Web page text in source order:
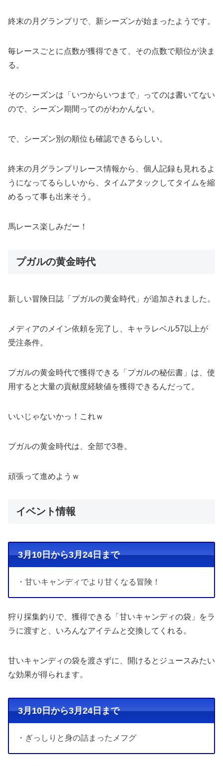
終末の月グランプリで、新シーズンが始まったようです。
毎レースごとに点数が獲得できて、その点数で順位が決ま
る。
そのシーズンは「いつからいつまで」ってのは書いてない
ので、シーズン期間ってのがわかんない。
で、シーズン別の順位も確認できるらしい。
終末の月グランプリレース情報から、個人記録も見れるよ
うになってるらしいから、タイムアタックしてタイムを縮
めるって事も出来そう。
馬レース楽しみだー！
プガルの黄金時代
新しい冒険日誌「プガルの黄金時代」が追加されました。
メディアのメイン依頼を完了し、キャラレベル57以上が
受注条件。
プガルの黄金時代で獲得できる「プガルの秘伝書」は、使
用すると大量の貢献度経験値を獲得できるんだって。
いいじゃないかっ！これｗ
プガルの黄金時代は、全部で3巻。
頑張って進めようｗ
イベント情報
3月10日から3月24日まで
・甘いキャンディでより甘くなる冒険！
狩り採集釣りで、獲得できる「甘いキャンディの袋」をラ
ラに渡すと、いろんなアイテムと交換してくれる。
甘いキャンディの袋を渡さずに、開けるとジュースみたい
な効果が得られます。
3月10日から3月24日まで
・ぎっしりと身の詰まったメフグ